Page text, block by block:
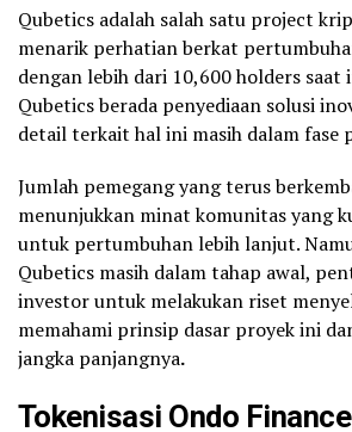
Qubetics adalah salah satu project
menarik perhatian berkat
dengan lebih dari 10,600 holders saat
Qubetics berada penyediaan solusi
detail terkait hal ini masih dalam fase
Jumlah pemegang yang terus
menunjukkan minat komunitas yang
untuk pertumbuhan lebih lanjut.
Qubetics masih dalam tahap awal,
investor untuk melakukan riset
memahami prinsip dasar proyek ini
jangka panjangnya.
Tokenisasi Ondo Finance